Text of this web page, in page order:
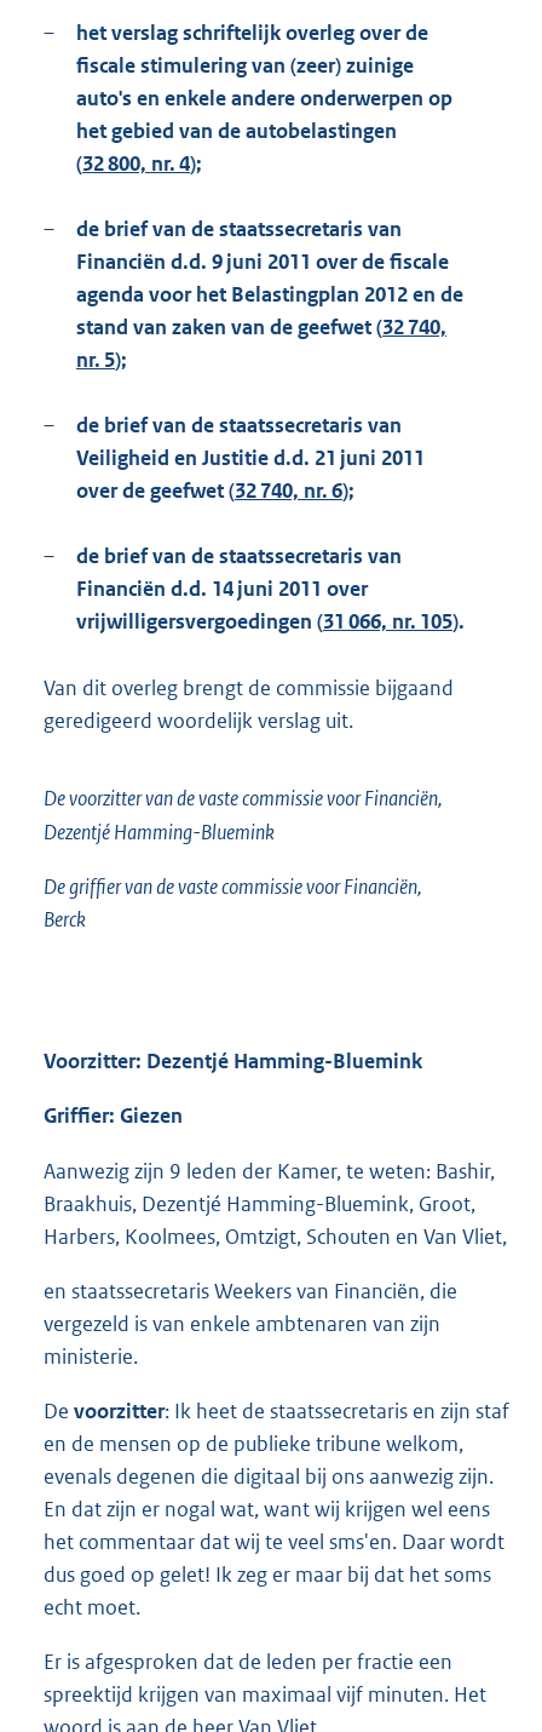
–
het verslag schriftelijk overleg over de
fiscale stimulering van (zeer) zuinige
auto's en enkele andere onderwerpen op
het gebied van de autobelastingen
(32 800, nr. 4);
–
de brief van de staatssecretaris van
Financiën d.d. 9 juni 2011 over de fiscale
agenda voor het Belastingplan 2012 en de
stand van zaken van de geefwet (32 740,
nr. 5);
–
de brief van de staatssecretaris van
Veiligheid en Justitie d.d. 21 juni 2011
over de geefwet (32 740, nr. 6);
–
de brief van de staatssecretaris van
Financiën d.d. 14 juni 2011 over
vrijwilligersvergoedingen (31 066, nr. 105).
Van dit overleg brengt de commissie bijgaand
geredigeerd woordelijk verslag uit.
De voorzitter van de vaste commissie voor Financiën,
Dezentjé Hamming-Bluemink
De griffier van de vaste commissie voor Financiën,
Berck
Voorzitter: Dezentjé Hamming-Bluemink
Griffier: Giezen
Aanwezig zijn 9 leden der Kamer, te weten: Bashir,
Braakhuis, Dezentjé Hamming-Bluemink, Groot,
Harbers, Koolmees, Omtzigt, Schouten en Van Vliet,
en staatssecretaris Weekers van Financiën, die
vergezeld is van enkele ambtenaren van zijn
ministerie.
De voorzitter: Ik heet de staatssecretaris en zijn staf
en de mensen op de publieke tribune welkom,
evenals degenen die digitaal bij ons aanwezig zijn.
En dat zijn er nogal wat, want wij krijgen wel eens
het commentaar dat wij te veel sms'en. Daar wordt
dus goed op gelet! Ik zeg er maar bij dat het soms
echt moet.
Er is afgesproken dat de leden per fractie een
spreektijd krijgen van maximaal vijf minuten. Het